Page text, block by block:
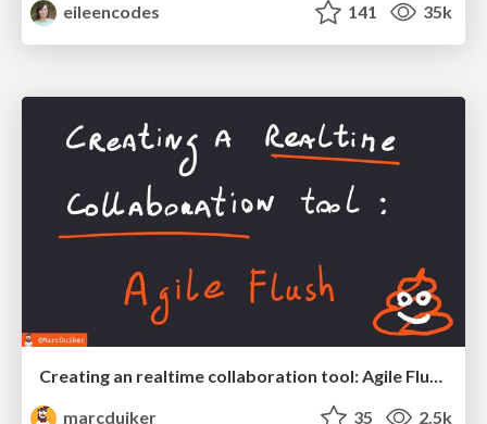
eileencodes
141 35k
marcduiker
35 2.5k